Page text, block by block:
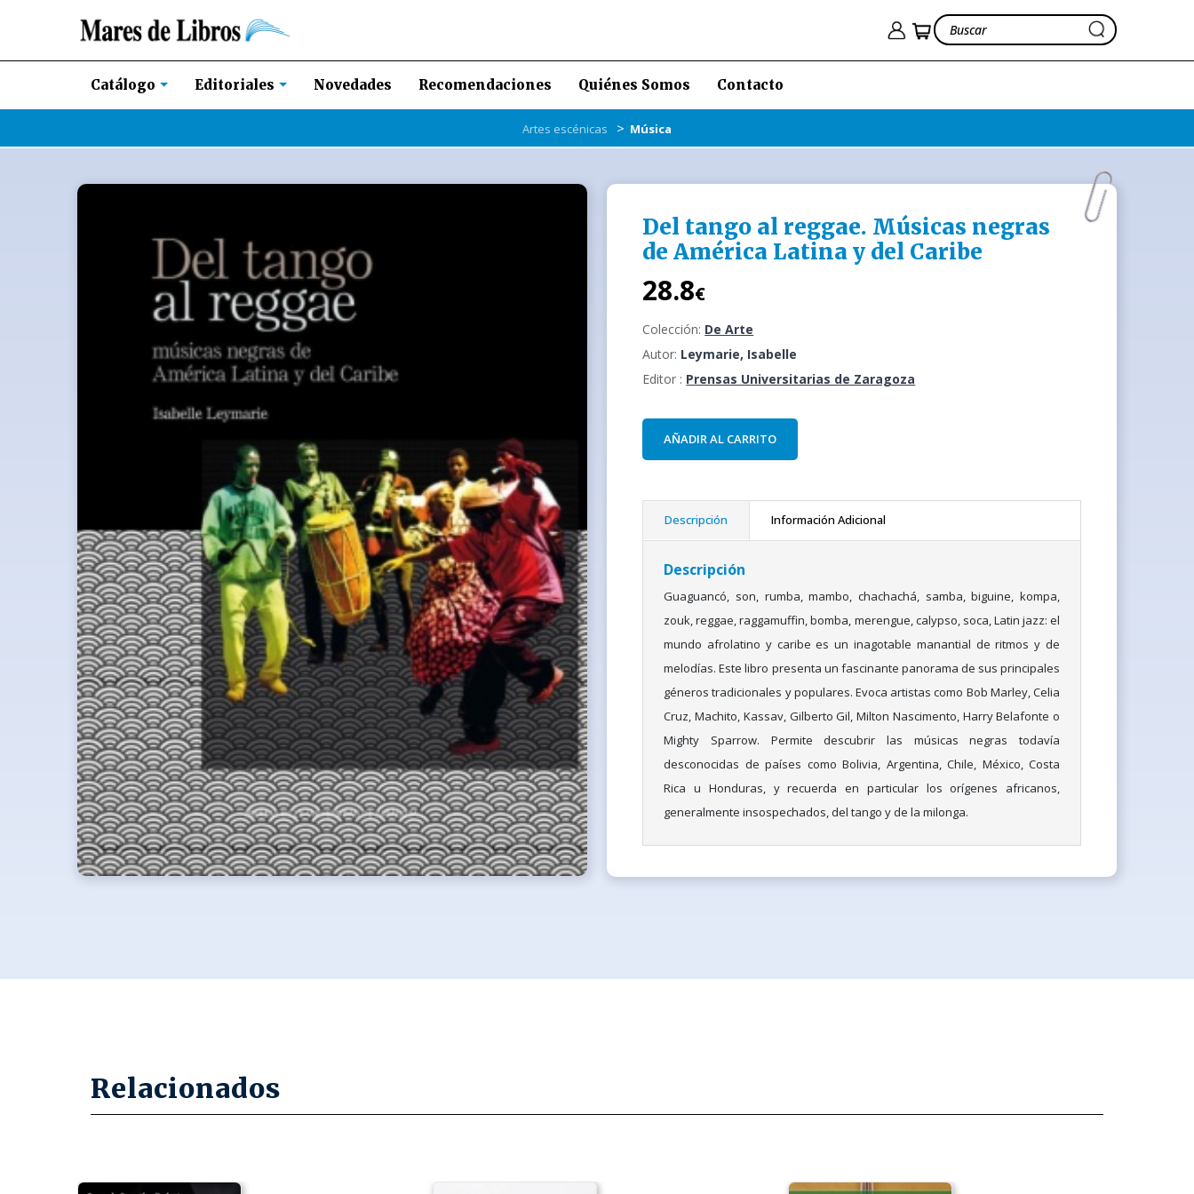
Catálogo Editoriales Novedades Recomendaciones Quiénes Somos Contacto
Artes escénicas > Música
Del tango al reggae. Músicas negras
de América Latina y del Caribe
28.8€
Colección: De Arte
Autor: Leymarie, Isabelle
Editor : Prensas Universitarias de Zaragoza
AÑADIR AL CARRITO
Descripción Información Adicional
Descripción
Guaguancó, son, rumba, mambo, chachachá, samba, biguine, kompa,
zouk, reggae, raggamuffin, bomba, merengue, calypso, soca, Latin jazz: el
mundo afrolatino y caribe es un inagotable manantial de ritmos y de
melodías. Este libro presenta un fascinante panorama de sus principales
géneros tradicionales y populares. Evoca artistas como Bob Marley, Celia
Cruz, Machito, Kassav, Gilberto Gil, Milton Nascimento, Harry Belafonte o
Mighty Sparrow. Permite descubrir las músicas negras todavía
desconocidas de países como Bolivia, Argentina, Chile, México, Costa
Rica u Honduras, y recuerda en particular los orígenes africanos,
generalmente insospechados, del tango y de la milonga.
Relacionados